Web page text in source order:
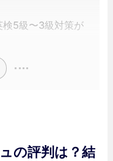
5級〜3級対策が
の評判は？結